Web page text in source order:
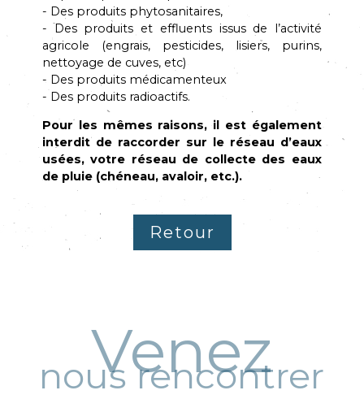
- Des produits phytosanitaires,
- Des produits et effluents issus de l’activité
agricole (engrais, pesticides, lisiers, purins,
nettoyage de cuves, etc)
- Des produits médicamenteux
- Des produits radioactifs.
Pour les mêmes raisons, il est également
interdit de raccorder sur le réseau d’eaux
usées, votre réseau de collecte des eaux
de pluie (chéneau, avaloir, etc.).
Retour
Venez
nous rencontrer